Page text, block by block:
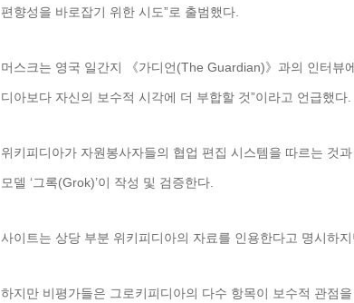
편향성을 바로잡기 위한 시도”로 출범했다.
머스크는 영국 일간지 《가디언(The Guardian)》과의 인터뷰
디아보다 자신의 보수적 시각에 더 부합할 것”이라고 언급했다.
위키피디아가 자원봉사자들의 협업 편집 시스템을 따르는 것
모델 ‘그록(Grok)’이 작성 및 검증한다.
사이트는 상당 부분 위키피디아의 자료를 인용한다고 명시하
하지만 비평가들은 그로키피디아의 다수 항목이 보수적 관점